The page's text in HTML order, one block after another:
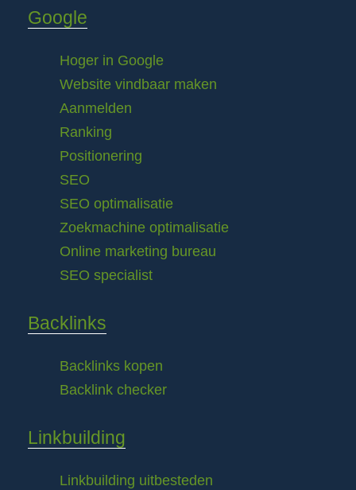
Google
Hoger in Google
Website vindbaar maken
Aanmelden
Ranking
Positionering
SEO
SEO optimalisatie
Zoekmachine optimalisatie
Online marketing bureau
SEO specialist
Backlinks
Backlinks kopen
Backlink checker
Linkbuilding
Linkbuilding uitbesteden